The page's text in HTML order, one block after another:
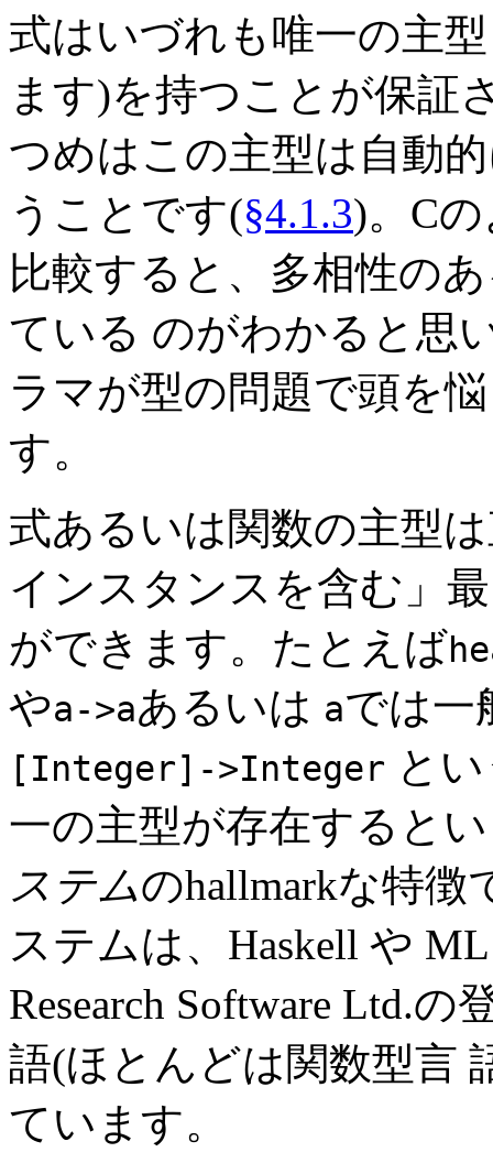
式はいづれも唯一の主
ます)を持つことが保証
つめはこの主型は自動
うことです(§4.1.3)。C
比較すると、多相性の
ている のがわかると思
ラマが型の問題で頭を
す。
式あるいは関数の主型
インスタンスを含む」
ができます。たとえば
やa->aあるいは aでは一
[Integer]->Integer と
一の主型が存在すると
ステムのhallmarkな特徴
ステムは、Haskell や
Research Software Ltd.
語(ほとんどは関数型言
ています。